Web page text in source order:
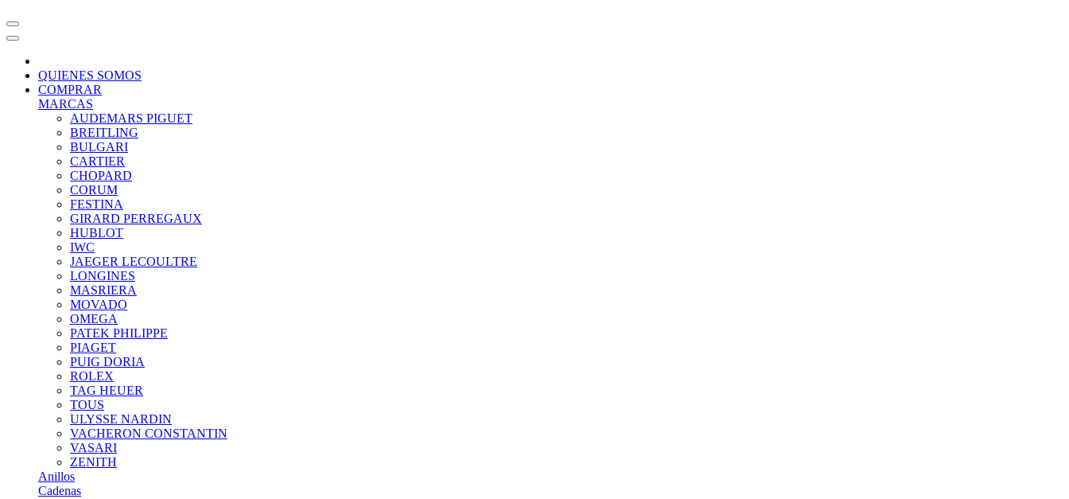
QUIENES SOMOS
COMPRAR
MARCAS
AUDEMARS PIGUET
BREITLING
BULGARI
CARTIER
CHOPARD
CORUM
FESTINA
GIRARD PERREGAUX
HUBLOT
IWC
JAEGER LECOULTRE
LONGINES
MASRIERA
MOVADO
OMEGA
PATEK PHILIPPE
PIAGET
PUIG DORIA
ROLEX
TAG HEUER
TOUS
ULYSSE NARDIN
VACHERON CONSTANTIN
VASARI
ZENITH
Anillos
Cadenas